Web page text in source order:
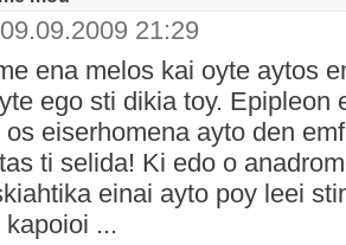
21:29
ena melos kai oyte aytos
ego sti dikia toy. Epipleon
eiserhomena ayto den
ti selida! Ki edo o
einai ayto poy leei
...